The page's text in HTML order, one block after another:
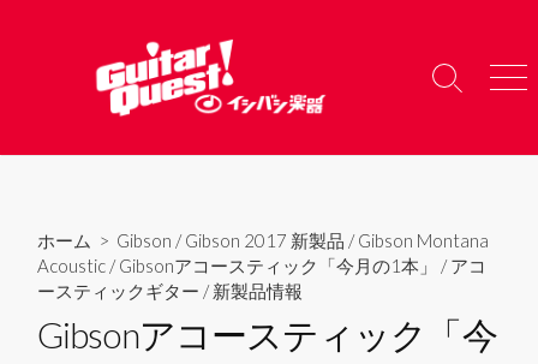
へ
検
り
メ
ー
ホーム > Gibson /Gibson 2017 新製品 /Gibson Montana
Acoustic /Gibsonアコースティック「今月の1本」 /アコ
ースティックギター /新製品情報
Gibsonアコースティック「今